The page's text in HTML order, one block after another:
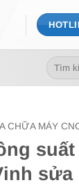
Tìm
kiếm:
CHỮA MÁY
suất
sửa